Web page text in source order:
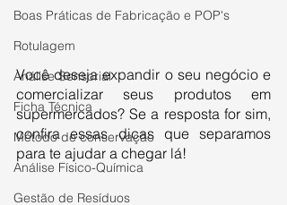
Boas Práticas de Fabricação e POP's
Rotulagem
Análise Sensorial
Ficha Técnica
Método de conservação
Análise Físico-Química
Gestão de Resíduos
Você deseja expandir o seu negócio e
comercializar seus produtos em
supermercados? Se a resposta for sim,
confira essas dicas que separamos
para te ajudar a chegar lá!